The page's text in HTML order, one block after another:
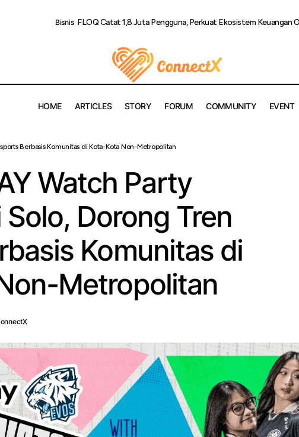
Bisnis FLOQ Catat 1,8 Juta Pengguna, Perkuat Ekosistem Keuangan
HOME ARTICLES STORY FORUM COMMUNITY EVENT
di Kota-Kota Non-Metropolitan
Berbasis Komunitas di Kota-Kota Non-Metropolitan
Watch Party
Dorong Tren
Komunitas di
Metropolitan